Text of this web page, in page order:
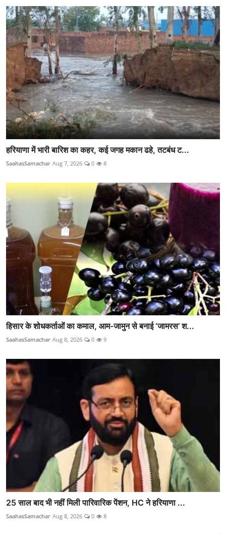
हरियाणा में भारी बारिश का कहर, कई जगह मकान ढहे, तटबंध ट...
SaahasSamachar Aug 7, 2026 0 8
हिसार के शोधकर्ताओं का कमाल, आम-जामुन से बनाई ‘जामरस’ श...
SaahasSamachar Aug 8, 2026 0 9
25 साल बाद भी नहीं मिली पारिवारिक पेंशन, HC ने हरियाणा ...
SaahasSamachar Aug 8, 2026 0 8